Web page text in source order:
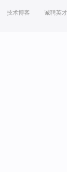
技术博客 诚聘英才